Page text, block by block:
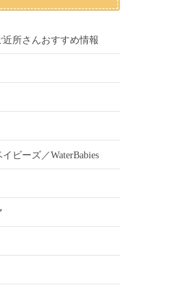
所さんおすすめ情報
ビーズ／WaterBabies